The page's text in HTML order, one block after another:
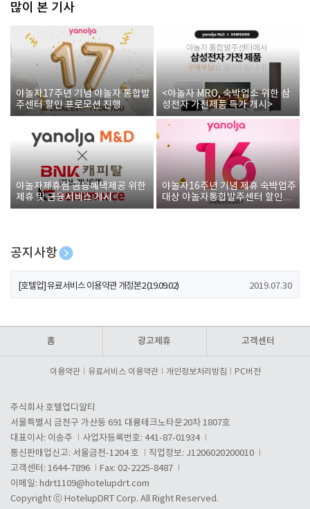
많이 본 기사
야놀자17주년 기념 야놀자 통합발
주센터 할인 프로모션 진행
<야놀자 MRO, 숙박업소 위한 삼
성전자 가전제품 특가 개시>
야놀자제휴점 금융혜택제공 위한
제휴 및 금융서비스 게시
야놀자16주년 기념 제휴 숙박업주
대상 야놀자통합발주센터 할인쿠
폰 증정
공지사항
[호텔업] 개인정보 처리방침 개정본1 (19.09.02)
[호텔업] 유료서비스 이용약관 개정본2 (19.09.02) 2019.07.30
홈 광고제휴 고객센터
이용약관 유료서비스 이용약관 개인정보처리방침 PC버전
주식회사 호텔업디알티
서울특별시 금천구 가산동 691 대륭테크노타운20차 1807호
대표이사: 이송주
사업자등록번호: 441-87-01934
통신판매업신고: 서울금천-1204 호
직업정보: J1206020200010
고객센터: 1644-7896
Fax: 02-2225-8487
이메일: hdrt1109@hotelupdrt.com
Copyright ⓒ HotelupDRT Corp. All Right Reserved.